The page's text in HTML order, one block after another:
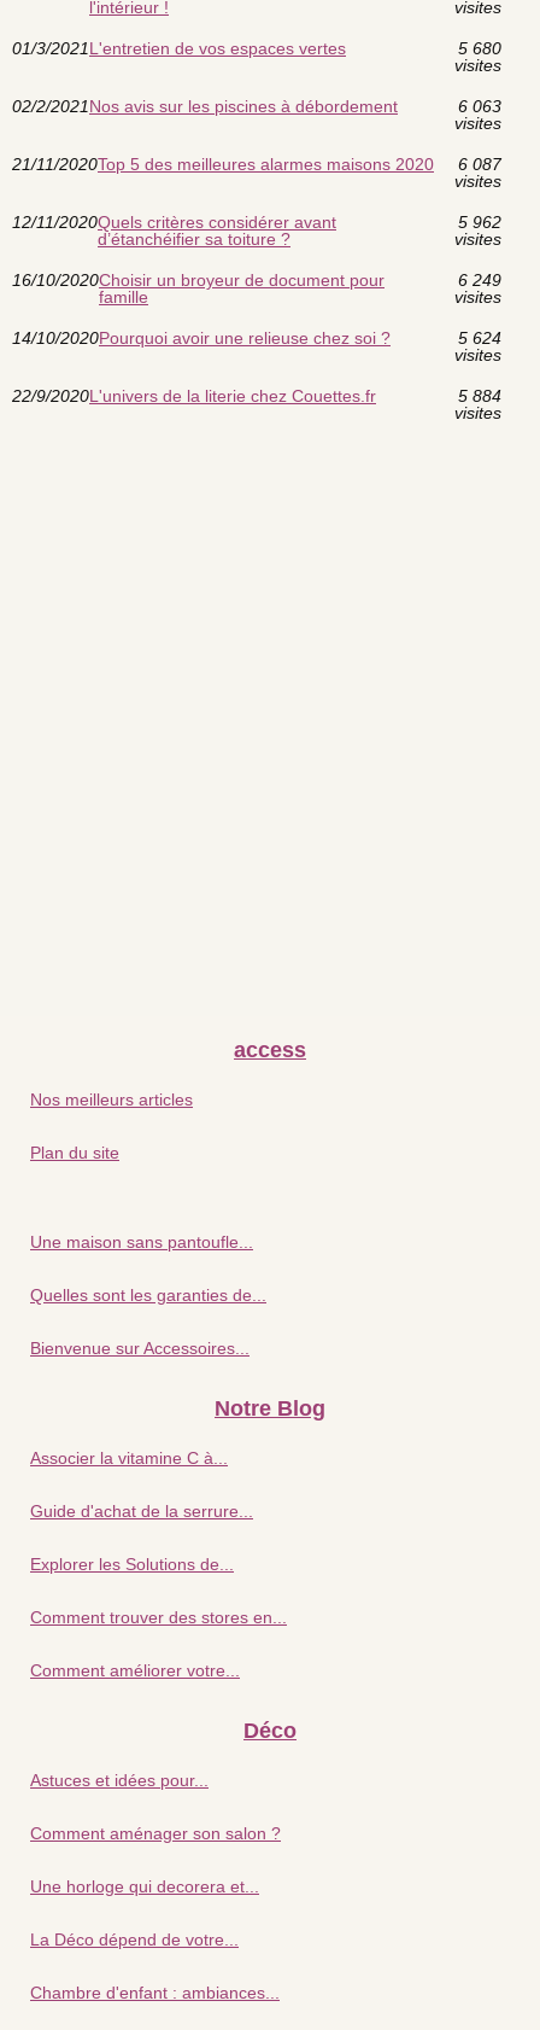
l'intérieur ! visites
01/3/2021L'entretien de vos espaces vertes
5 680
visites
02/2/2021Nos avis sur les piscines à débordement
6 063
visites
21/11/2020Top 5 des meilleures alarmes maisons 2020
6 087
visites
12/11/2020Quels critères considérer avant
d’étanchéifier sa toiture ?
5 962
visites
16/10/2020Choisir un broyeur de document pour
famille
6 249
visites
14/10/2020Pourquoi avoir une relieuse chez soi ?
5 624
visites
22/9/2020L'univers de la literie chez Couettes.fr
5 884
visites
access
Nos meilleurs articles
Plan du site
Une maison sans pantoufle...
Quelles sont les garanties de...
Bienvenue sur Accessoires...
Notre Blog
Associer la vitamine C à...
Guide d'achat de la serrure...
Explorer les Solutions de...
Comment trouver des stores en...
Comment améliorer votre...
Déco
Astuces et idées pour...
Comment aménager son salon ?
Une horloge qui decorera et...
La Déco dépend de votre...
Chambre d'enfant : ambiances...